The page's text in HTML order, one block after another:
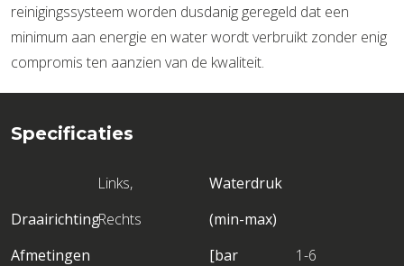
reinigingssysteem worden dusdanig geregeld dat een
minimum aan energie en water wordt verbruikt zonder enig
compromis ten aanzien van de kwaliteit.
Specificaties
Draairichting
Links,
Rechts
Afmetingen
Waterdruk
(min-max)
[bar
1-6